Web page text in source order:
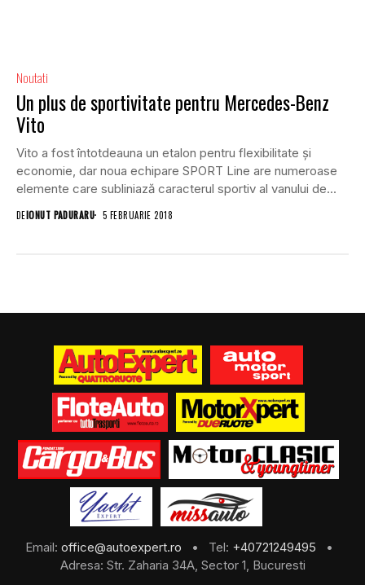
Noutati
Un plus de sportivitate pentru Mercedes-Benz
Vito
Vito a fost întotdeauna un etalon pentru flexibilitate și
economie, dar noua echipare SPORT Line are numeroase
elemente care subliniază caracterul sportiv al vanului de...
DEIONUT PADURARU 5 FEBRUARIE 2018
Email: office@autoexpert.ro • Tel: +40721249495
•
Adresa: Str. Zaharia 34A, Sector 1, Bucuresti